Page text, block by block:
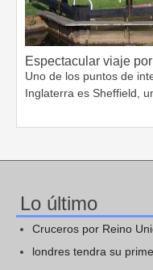
Espectacular viaje
Uno de los puntos de
Inglaterra es Sheffield,
Lo último
Cruceros por Reino
londres tendra su